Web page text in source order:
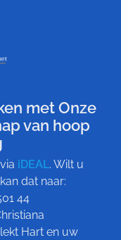
met Onze
van hoop
iDEAL. Wilt u
dat naar:
44
Hart en uw